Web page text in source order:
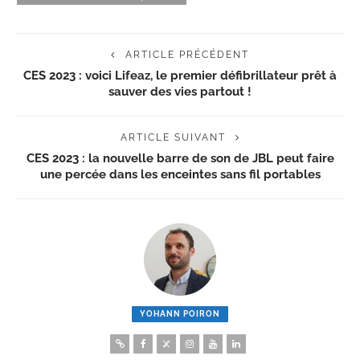
ARTICLE PRÉCÉDENT
CES 2023 : voici Lifeaz, le premier défibrillateur prêt à
sauver des vies partout !
ARTICLE SUIVANT
CES 2023 : la nouvelle barre de son de JBL peut faire
une percée dans les enceintes sans fil portables
YOHANN POIRON